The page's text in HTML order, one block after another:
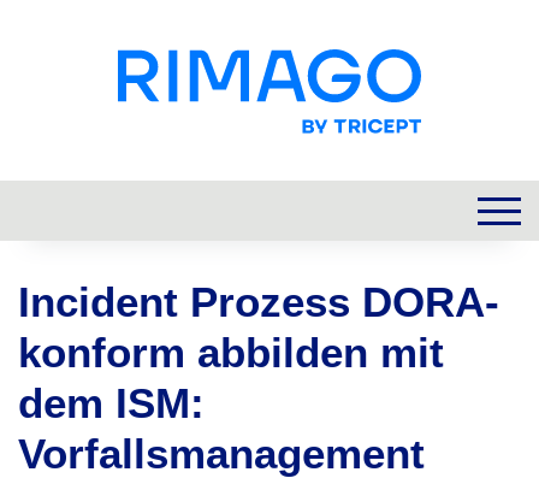
Incident Prozess DORA-
konform abbilden mit
dem ISM:
Vorfallsmanagement